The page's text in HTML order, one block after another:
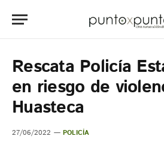
Rescata Policía
en riesgo de
Huasteca
27/06/2022 POLICÍA